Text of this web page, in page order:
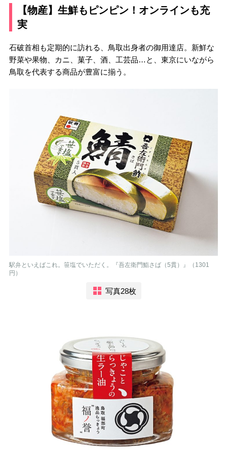
【物産】生鮮もピンピン！オンラインも充
実
石破首相も定期的に訪れる、鳥取出身者の御用達店。新鮮な
野菜や果物、カニ、菓子、酒、工芸品…と、東京にいながら
鳥取を代表する商品が豊富に揃う。
駅弁といえばこれ。笹塩でいただく。『吾左衛門鮨さば（5貫）』（1301
円）
写真28枚